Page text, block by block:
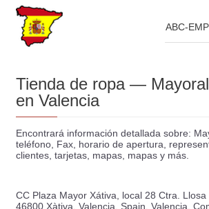
ABC-
Tienda de ropa — Mayoral
en Valencia
Encontrará información detallada sobre:
teléfono, Fax, horario de apertura,
clientes, tarjetas, mapas, mapas y más.
CC Plaza Mayor Xátiva, local 28 Ctra. Llosa
46800 Xàtiva, Valencia, Spain, Valencia,